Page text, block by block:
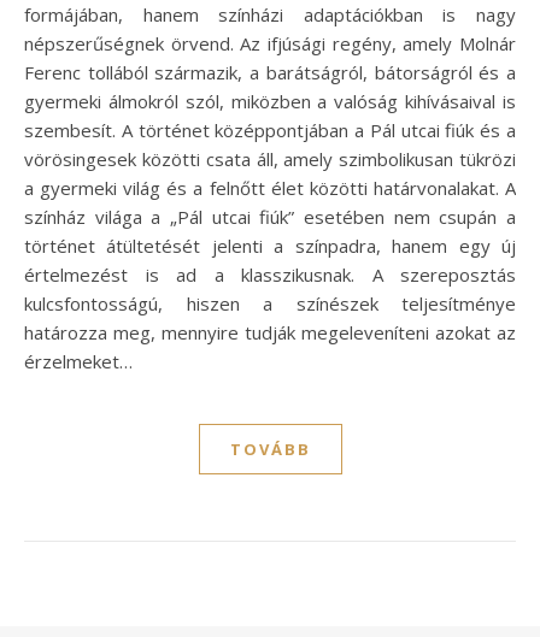
formájában, hanem színházi adaptációkban is nagy
népszerűségnek örvend. Az ifjúsági regény, amely Molnár
Ferenc tollából származik, a barátságról, bátorságról és a
gyermeki álmokról szól, miközben a valóság kihívásaival is
szembesít. A történet középpontjában a Pál utcai fiúk és a
vörösingesek közötti csata áll, amely szimbolikusan tükrözi
a gyermeki világ és a felnőtt élet közötti határvonalakat. A
színház világa a „Pál utcai fiúk” esetében nem csupán a
történet átültetését jelenti a színpadra, hanem egy új
értelmezést is ad a klasszikusnak. A szereposztás
kulcsfontosságú, hiszen a színészek teljesítménye
határozza meg, mennyire tudják megeleveníteni azokat az
érzelmeket…
TOVÁBB